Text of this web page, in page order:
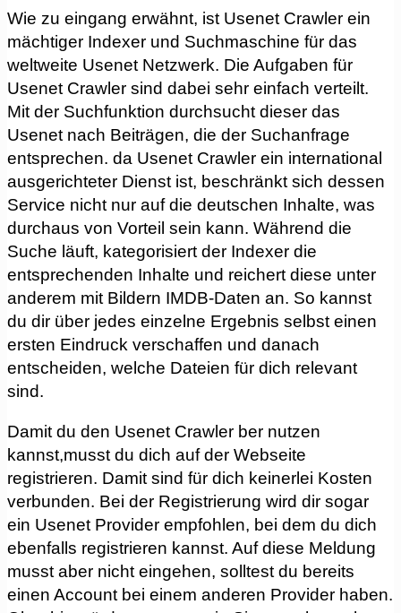
Wie zu eingang erwähnt, ist Usenet Crawler ein
mächtiger Indexer und Suchmaschine für das
weltweite Usenet Netzwerk. Die Aufgaben für
Usenet Crawler sind dabei sehr einfach verteilt.
Mit der Suchfunktion durchsucht dieser das
Usenet nach Beiträgen, die der Suchanfrage
entsprechen. da Usenet Crawler ein international
ausgerichteter Dienst ist, beschränkt sich dessen
Service nicht nur auf die deutschen Inhalte, was
durchaus von Vorteil sein kann. Während die
Suche läuft, kategorisiert der Indexer die
entsprechenden Inhalte und reichert diese unter
anderem mit Bildern IMDB-Daten an. So kannst
du dir über jedes einzelne Ergebnis selbst einen
ersten Eindruck verschaffen und danach
entscheiden, welche Dateien für dich relevant
sind.
Damit du den Usenet Crawler ber nutzen
kannst,musst du dich auf der Webseite
registrieren. Damit sind für dich keinerlei Kosten
verbunden. Bei der Registrierung wird dir sogar
ein Usenet Provider empfohlen, bei dem du dich
ebenfalls registrieren kannst. Auf diese Meldung
musst aber nicht eingehen, solltest du bereits
einen Account bei einem anderen Provider haben.